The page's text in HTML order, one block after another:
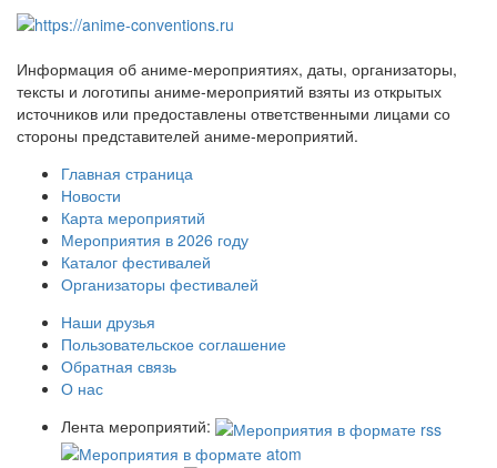
Информация об аниме-мероприятиях, даты, организаторы,
тексты и логотипы аниме-мероприятий взяты из открытых
источников или предоставлены ответственными лицами со
стороны представителей аниме-мероприятий.
Главная страница
Новости
Карта мероприятий
Мероприятия в 2026 году
Каталог фестивалей
Организаторы фестивалей
Наши друзья
Пользовательское соглашение
Обратная связь
О нас
Лента мероприятий: